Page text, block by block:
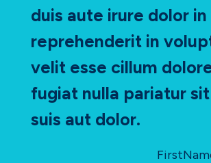
duis aute irure dolor in
reprehenderit in
velit esse cillum
fugiat nulla pariatur
suis aut dolor.